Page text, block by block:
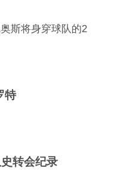
斯将身穿球队的2
特
转会纪录